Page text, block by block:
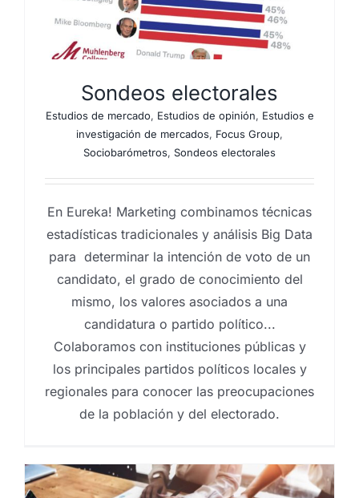
Sondeos electorales
Estudios de mercado, Estudios de opinión, Estudios e
investigación de mercados, Focus Group,
Sociobarómetros, Sondeos electorales
En Eureka! Marketing combinamos técnicas
estadísticas tradicionales y análisis Big Data
para determinar la intención de voto de un
candidato, el grado de conocimiento del
mismo, los valores asociados a una
candidatura o partido político...
Colaboramos con instituciones públicas y
los principales partidos políticos locales y
regionales para conocer las preocupaciones
de la población y del electorado.